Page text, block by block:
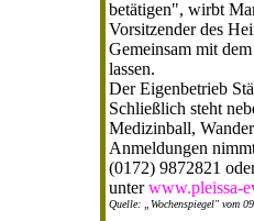
betätigen", wirbt
Vorsitzender des
Gemeinsam mit
lassen.
Der Eigenbetrieb
Schließlich steht
Medizinball,
Anmeldungen
(0172) 9872821
unter www.pleissa-
Quelle: „Wochenspiegel" vom